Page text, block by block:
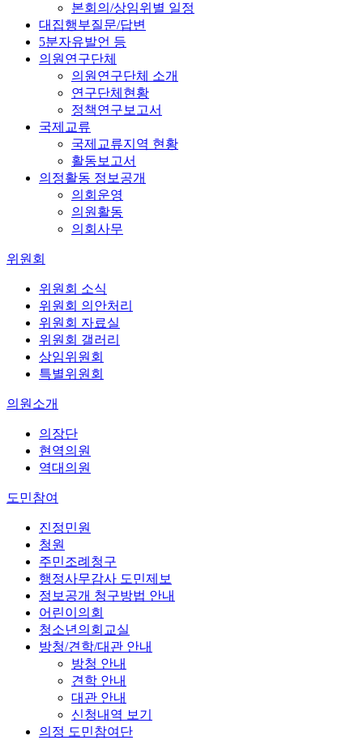
본회의/상임위별 일정
대집행부질문/답변
5분자유발언 등
의원연구단체
의원연구단체 소개
연구단체현황
정책연구보고서
국제교류
국제교류지역 현황
활동보고서
의정활동 정보공개
의회운영
의원활동
의회사무
위원회
위원회 소식
위원회 의안처리
위원회 자료실
위원회 갤러리
상임위원회
특별위원회
의원소개
의장단
현역의원
역대의원
도민참여
진정민원
청원
주민조례청구
행정사무감사 도민제보
정보공개 청구방법 안내
어린이의회
청소년의회교실
방청/견학/대관 안내
방청 안내
견학 안내
대관 안내
신청내역 보기
의정 도민참여단